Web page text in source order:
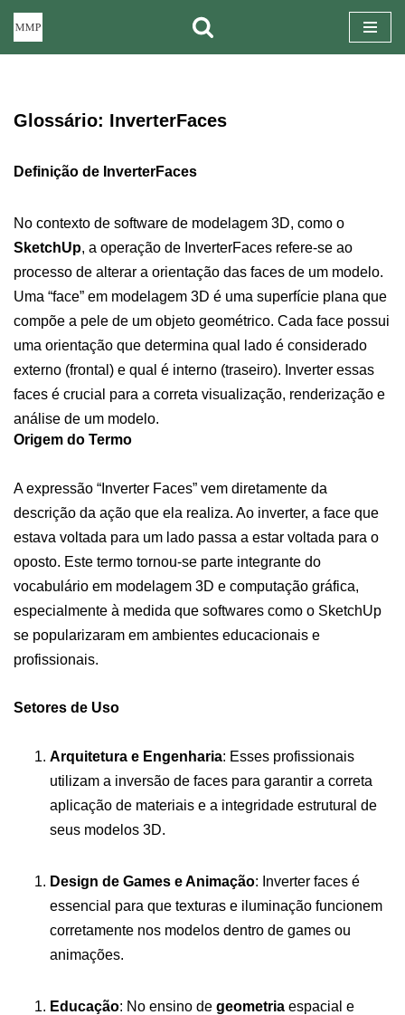
conteúdo
Glossário: InverterFaces
Definição de InverterFaces
No contexto de software de modelagem 3D, como o
SketchUp, a operação de InverterFaces refere-se ao
processo de alterar a orientação das faces de um modelo.
Uma “face” em modelagem 3D é uma superfície plana que
compõe a pele de um objeto geométrico. Cada face possui
uma orientação que determina qual lado é considerado
externo (frontal) e qual é interno (traseiro). Inverter essas
faces é crucial para a correta visualização, renderização e
análise de um modelo.
Origem do Termo
A expressão “Inverter Faces” vem diretamente da
descrição da ação que ela realiza. Ao inverter, a face que
estava voltada para um lado passa a estar voltada para o
oposto. Este termo tornou-se parte integrante do
vocabulário em modelagem 3D e computação gráfica,
especialmente à medida que softwares como o SketchUp
se popularizaram em ambientes educacionais e
profissionais.
Setores de Uso
Arquitetura e Engenharia: Esses profissionais
utilizam a inversão de faces para garantir a correta
aplicação de materiais e a integridade estrutural de
seus modelos 3D.
Design de Games e Animação: Inverter faces é
essencial para que texturas e iluminação funcionem
corretamente nos modelos dentro de games ou
animações.
Educação: No ensino de geometria espacial e